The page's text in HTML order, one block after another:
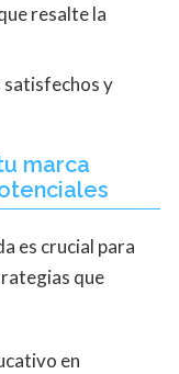
resalte la
satisfechos y
marca
es crucial para
que
en